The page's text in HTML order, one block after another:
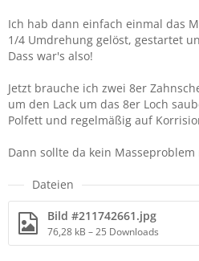
Ich hab dann einfach einmal das
1/4 Umdrehung gelöst, gestartet
Dass war's also!
Jetzt brauche ich zwei 8er
um den Lack um das 8er Loch
Polfett und regelmäßig auf
Dann sollte da kein
Dateien
Bild #211742661.jpg
76,28 kB – 25 Downloads